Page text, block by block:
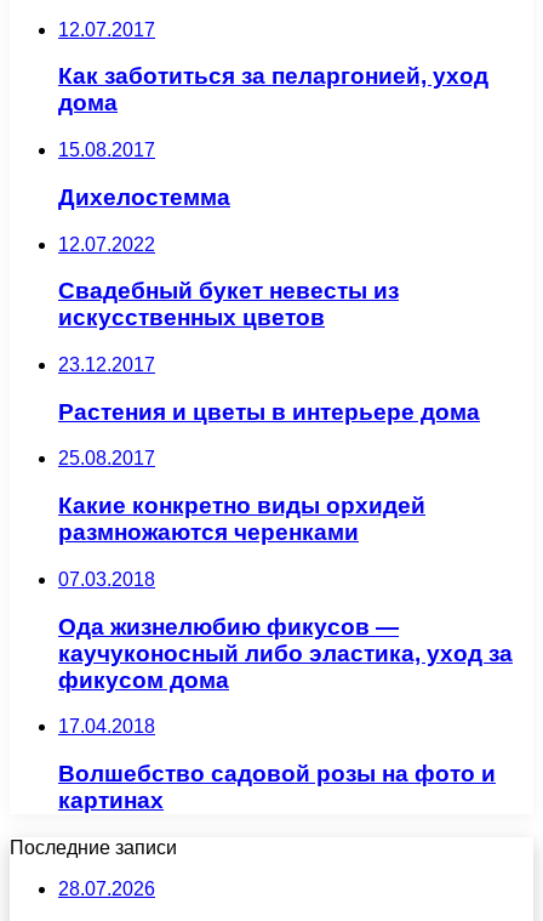
12.07.2017
Как заботиться за пеларгонией, уход
дома
15.08.2017
Дихелостемма
12.07.2022
Свадебный букет невесты из
искусственных цветов
23.12.2017
Растения и цветы в интерьере дома
25.08.2017
Какие конкретно виды орхидей
размножаются черенками
07.03.2018
Ода жизнелюбию фикусов —
каучуконосный либо эластика, уход за
фикусом дома
17.04.2018
Волшебство садовой розы на фото и
картинах
Последние записи
28.07.2026